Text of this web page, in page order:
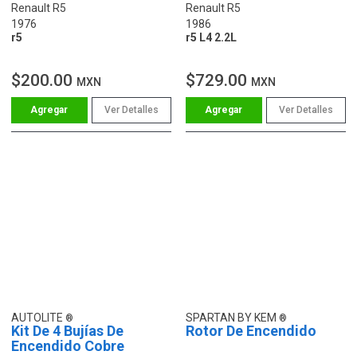
Renault R5
1976
r5
$200.00 MXN
Ver Detalles
Renault R5
1986
r5 L4 2.2L
$729.00 MXN
Ver Detalles
AUTOLITE
Kit De 4 Bujías De
Encendido Cobre
SPARTAN BY KEM
Rotor De Encendido